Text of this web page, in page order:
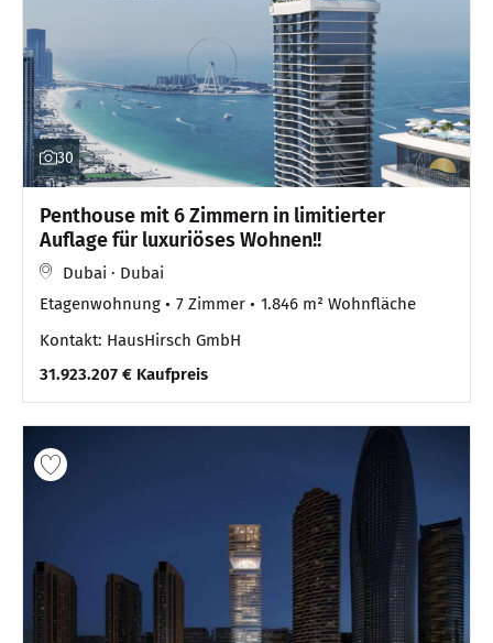
30
Penthouse mit 6 Zimmern in limitierter
Auflage für luxuriöses Wohnen!!
Dubai · Dubai
Etagenwohnung
7 Zimmer
1.846 m² Wohnfläche
Kontakt: HausHirsch GmbH
31.923.207 € Kaufpreis